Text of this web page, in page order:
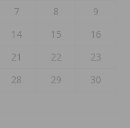
7 8
9
14 15
16
21 22
23
28 29
30